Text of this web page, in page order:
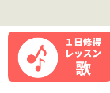
Copyright